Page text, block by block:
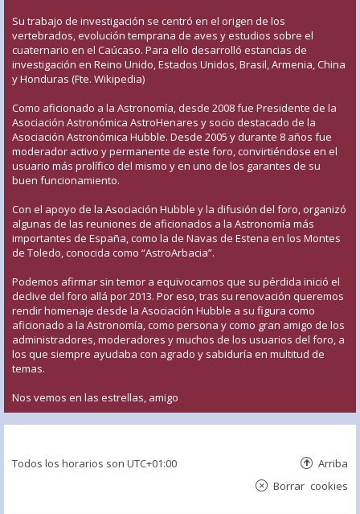
Su trabajo de investigación se centró en el origen de los
vertebrados, evolución temprana de aves y estudios sobre el
cuaternario en el Caúcaso. Para ello desarrolló estancias de
investigación en Reino Unido, Estados Unidos, Brasil, Armenia, China
y Honduras (Fte. Wikipedia)
Como aficionado a la Astronomía, desde 2008 fue Presidente de la
Asociación Astronómica AstroHenares y socio destacado de la
Asociación Astronómica Hubble. Desde 2005 y durante 8 años fue
moderador activo y permanente de este foro, convirtiéndose en el
usuario más prolífico del mismo y en uno de los garantes de su
buen funcionamiento.
Con el apoyo de la Asociación Hubble y la difusión del foro, organizó
algunas de las reuniones de aficionados a la Astronomía más
importantes de España, como la de Navas de Estena en los Montes
de Toledo, conocida como “AstroArbacia”.
Podemos afirmar sin temor a equivocarnos que su pérdida inició el
declive del foro allá por 2013. Por eso, tras su renovación queremos
rendir homenaje desde la Asociación Hubble a su figura como
aficionado a la Astronomía, como persona y como gran amigo de los
administradores, moderadores y muchos de los usuarios del foro, a
los que siempre ayudaba con agrado y sabiduría en multitud de
temas.
Nos vemos en las estrellas, amigo
Todos los horarios son UTC+01:00 Arriba
Borrar cookies